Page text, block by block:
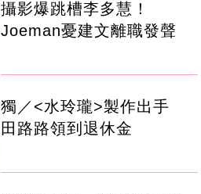
攝影爆跳槽李多慧！
Joeman憂建文離職發聲
獨／<水玲瓏>製作出手
田路路領到退休金